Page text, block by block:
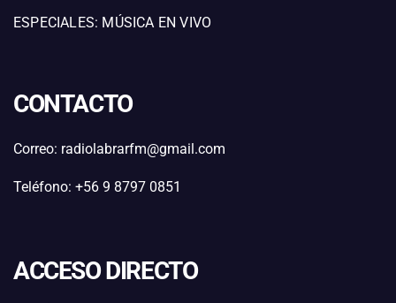
ESPECIALES: MÚSICA EN VIVO
CONTACTO
Correo: radiolabrarfm@gmail.com
Teléfono: +56 9 8797 0851
ACCESO DIRECTO